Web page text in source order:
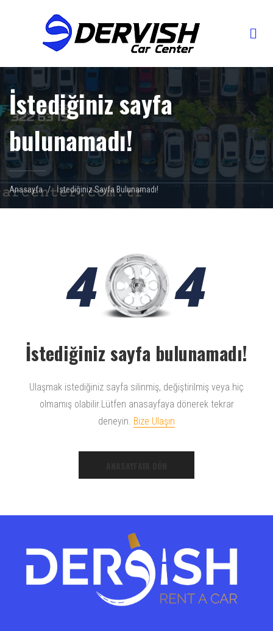
İstediğiniz sayfa
bulunamadı!
Anasayfa İstediğiniz Sayfa Bulunamadı!
4 4
İstediğiniz sayfa bulunamadı!
Ulaşmak istediğiniz sayfa silinmiş, değiştirilmiş veya hiç
olmamış olabilir.Lütfen anasayfaya dönerek tekrar
deneyin. Bize Ulaşın